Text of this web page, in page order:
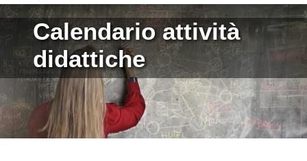
Immagine
Calendario attività
didattiche